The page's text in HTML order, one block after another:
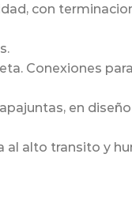
con
Conexiones
en
al alto transito y